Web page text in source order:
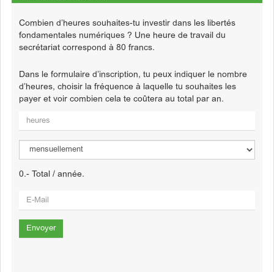
Combien d’heures souhaites-tu investir dans les libertés
fondamentales numériques ? Une heure de travail du
secrétariat correspond à 80 francs.
Dans le formulaire d’inscription, tu peux indiquer le nombre
d’heures, choisir la fréquence à laquelle tu souhaites les
payer et voir combien cela te coûtera au total par an.
0.- Total / année.